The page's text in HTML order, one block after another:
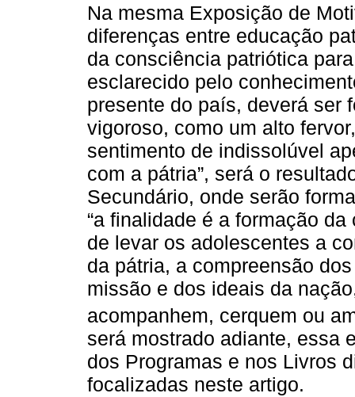
Na mesma Exposição de
diferenças entre educação
da consciência patriótica
esclarecido pelo
presente do país, deverá ser
vigoroso, como um alto
sentimento de indissolúvel
com a pátria”, será o
Secundário, onde serão
“a finalidade é a formação
de levar os adolescentes a
da pátria, a compreensão
missão e dos ideais da
acompanhem, cerquem ou
será mostrado adiante, essa
dos Programas e nos Livros
focalizadas neste artigo.